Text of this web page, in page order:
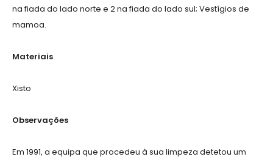
na fiada do lado norte e 2 na fiada do lado sul; Vestígios de
mamoa.
Materiais
Xisto
Observações
Em 1991, a equipa que procedeu à sua limpeza detetou um